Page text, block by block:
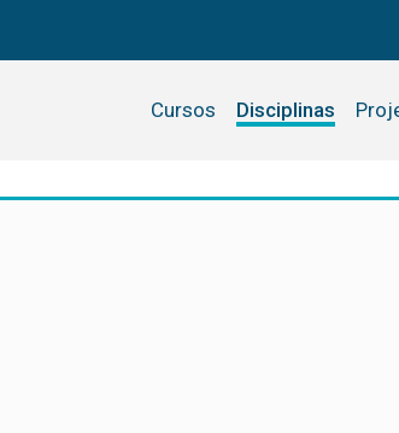
Cursos Disciplinas